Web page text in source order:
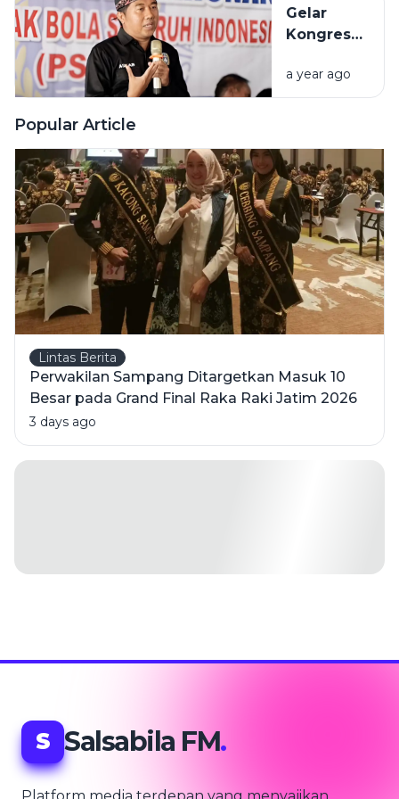
Dapat
Ijazah
Gelar
Kongres
PSSI
Sampang
Pelatih
Berlisensi
a year ago
Popular Article
Lintas Berita
Perwakilan Sampang Ditargetkan Masuk 10
Besar pada Grand Final Raka Raki Jatim 2026
3 days ago
S Salsabila FM.